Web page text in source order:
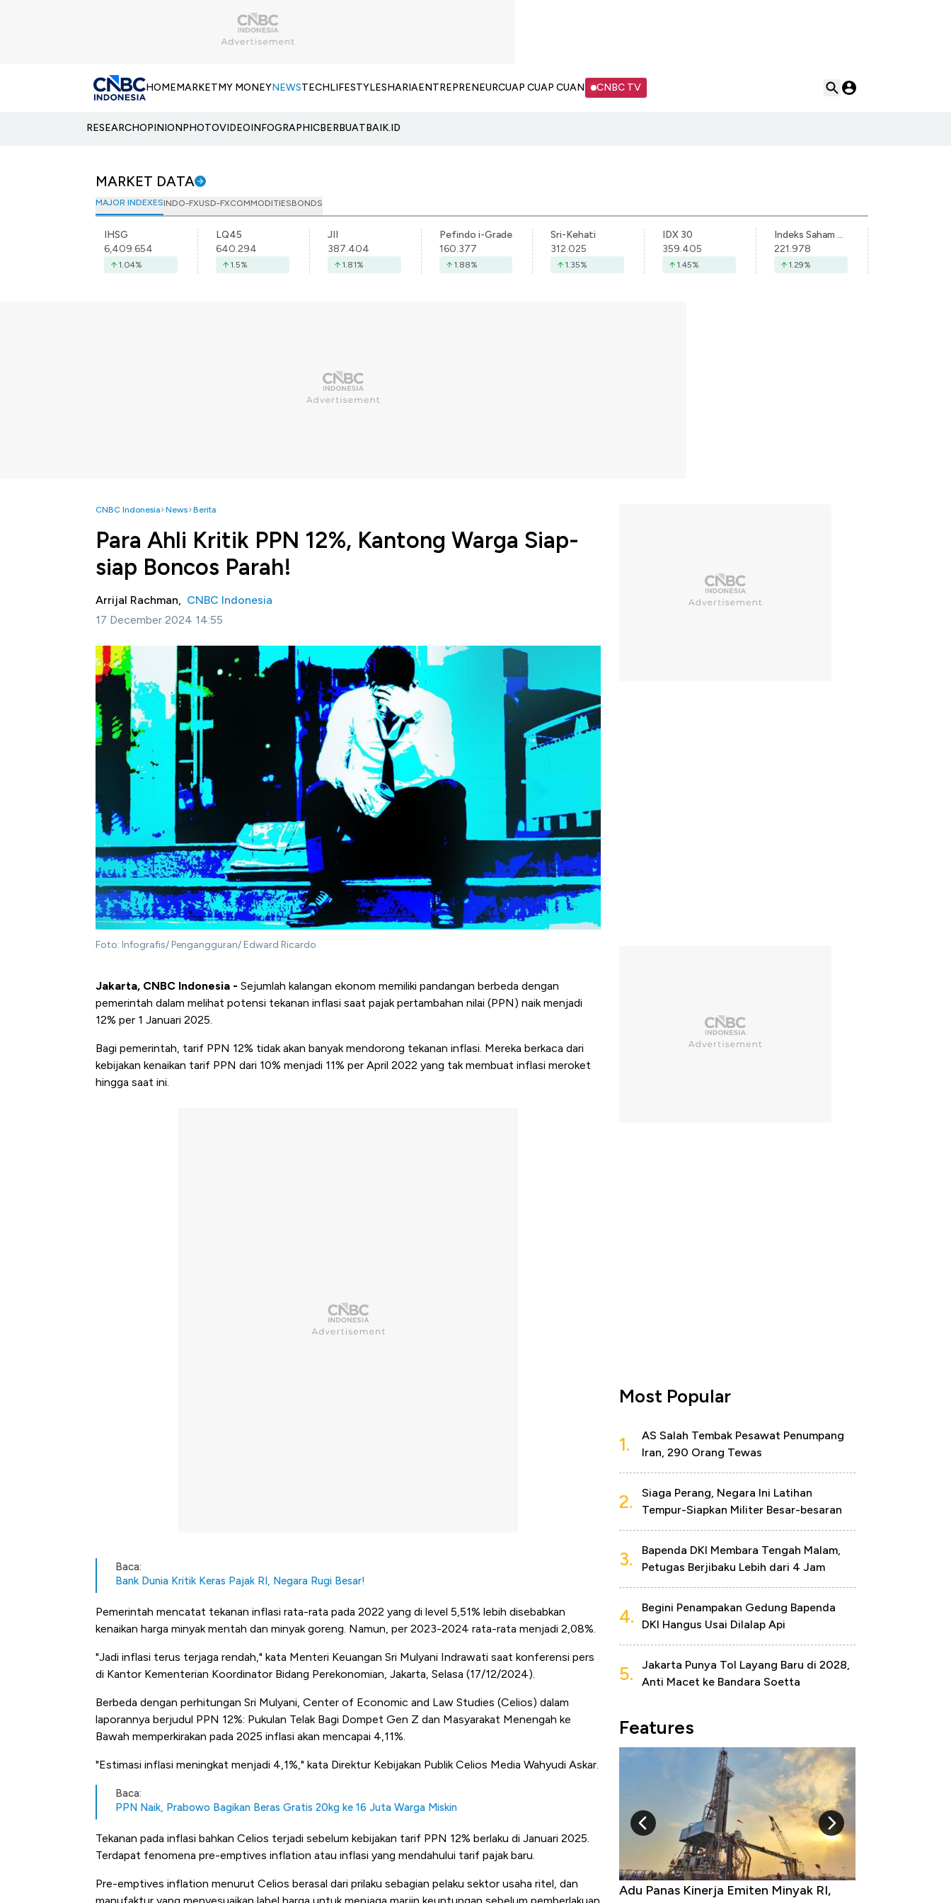
HOMEMARKETMY MONEYNEWSTECHLIFESTYLESHARIAENTREPRENEURCUAP CUAP CUAN CNBC TV
RESEARCHOPINIONPHOTOVIDEOINFOGRAPHICBERBUATBAIK.ID
MARKET DATA
MAJOR INDEXESINDO-FXUSD-FXCOMMODITIESBONDS
IHSG
6,409.654
1.04%
LQ45
640.294
1.5%
JII
387.404
1.81%
Pefindo i-Grade
160.377
1.88%
Sri-Kehati
312.025
1.35%
IDX 30
359.405
1.45%
Indeks Saham Syariah Indonesia
221.978
1.29%
CNBC Indonesia News Berita
Para Ahli Kritik PPN 12%, Kantong Warga Siap-
siap Boncos Parah!
Arrijal Rachman, CNBC Indonesia
17 December 2024 14:55
Foto: Infografis/ Pengangguran/ Edward Ricardo
Jakarta, CNBC Indonesia - Sejumlah kalangan ekonom memiliki pandangan berbeda dengan
pemerintah dalam melihat potensi tekanan inflasi saat pajak pertambahan nilai (PPN) naik menjadi
12% per 1 Januari 2025.
Bagi pemerintah, tarif PPN 12% tidak akan banyak mendorong tekanan inflasi. Mereka berkaca dari
kebijakan kenaikan tarif PPN dari 10% menjadi 11% per April 2022 yang tak membuat inflasi meroket
hingga saat ini.
Baca:
Bank Dunia Kritik Keras Pajak RI, Negara Rugi Besar!
Pemerintah mencatat tekanan inflasi rata-rata pada 2022 yang di level 5,51% lebih disebabkan
kenaikan harga minyak mentah dan minyak goreng. Namun, per 2023-2024 rata-rata menjadi 2,08%.
"Jadi inflasi terus terjaga rendah," kata Menteri Keuangan Sri Mulyani Indrawati saat konferensi pers
di Kantor Kementerian Koordinator Bidang Perekonomian, Jakarta, Selasa (17/12/2024).
Berbeda dengan perhitungan Sri Mulyani, Center of Economic and Law Studies (Celios) dalam
laporannya berjudul PPN 12%: Pukulan Telak Bagi Dompet Gen Z dan Masyarakat Menengah ke
Bawah memperkirakan pada 2025 inflasi akan mencapai 4,11%.
"Estimasi inflasi meningkat menjadi 4,1%," kata Direktur Kebijakan Publik Celios Media Wahyudi Askar.
Baca:
PPN Naik, Prabowo Bagikan Beras Gratis 20kg ke 16 Juta Warga Miskin
Tekanan pada inflasi bahkan Celios terjadi sebelum kebijakan tarif PPN 12% berlaku di Januari 2025.
Terdapat fenomena pre-emptives inflation atau inflasi yang mendahului tarif pajak baru.
Pre-emptives inflation menurut Celios berasal dari prilaku sebagian pelaku sektor usaha ritel, dan
Most Popular
1.
AS Salah Tembak Pesawat Penumpang
Iran, 290 Orang Tewas
2.
Siaga Perang, Negara Ini Latihan
Tempur-Siapkan Militer Besar-besaran
3.
Bapenda DKI Membara Tengah Malam,
Petugas Berjibaku Lebih dari 4 Jam
4.
Begini Penampakan Gedung Bapenda
DKI Hangus Usai Dilalap Api
5.
Jakarta Punya Tol Layang Baru di 2028,
Anti Macet ke Bandara Soetta
Features
Kongo Tutup Keran Ekspor, Harga
Adu Panas Kinerja Emiten Minyak RI,
10 Provinsi dengan Tingkat